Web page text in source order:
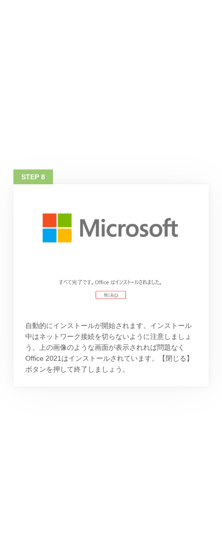
自動的にインストールが開始されます。インストール
中はネットワーク接続を切らないように注意しましょ
う。上の画像のような画面が表示されれば問題なく
Office 2021はインストールされています。【閉じる】
ボタンを押して終了しましょう。